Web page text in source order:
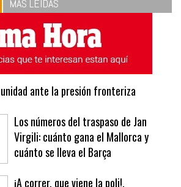
MÁS LEÍDAS
ante la presión fronteriza
Los números del traspaso de Jan
Virgili: cuánto gana el Mallorca y
cuánto se lleva el Barça